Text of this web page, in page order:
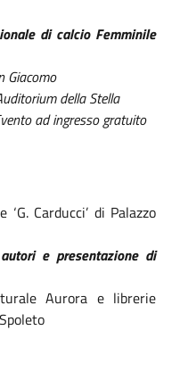
di calcio Femminile
Giacomo
della Stella
ad ingresso gratuito
Carducci’ di Palazzo
e presentazione di
Aurora e librerie